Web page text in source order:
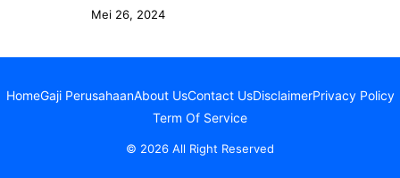
Mei 26, 2024
HomeGaji PerusahaanAbout UsContact UsDisclaimerPrivacy Policy
Term Of Service
© 2026 All Right Reserved